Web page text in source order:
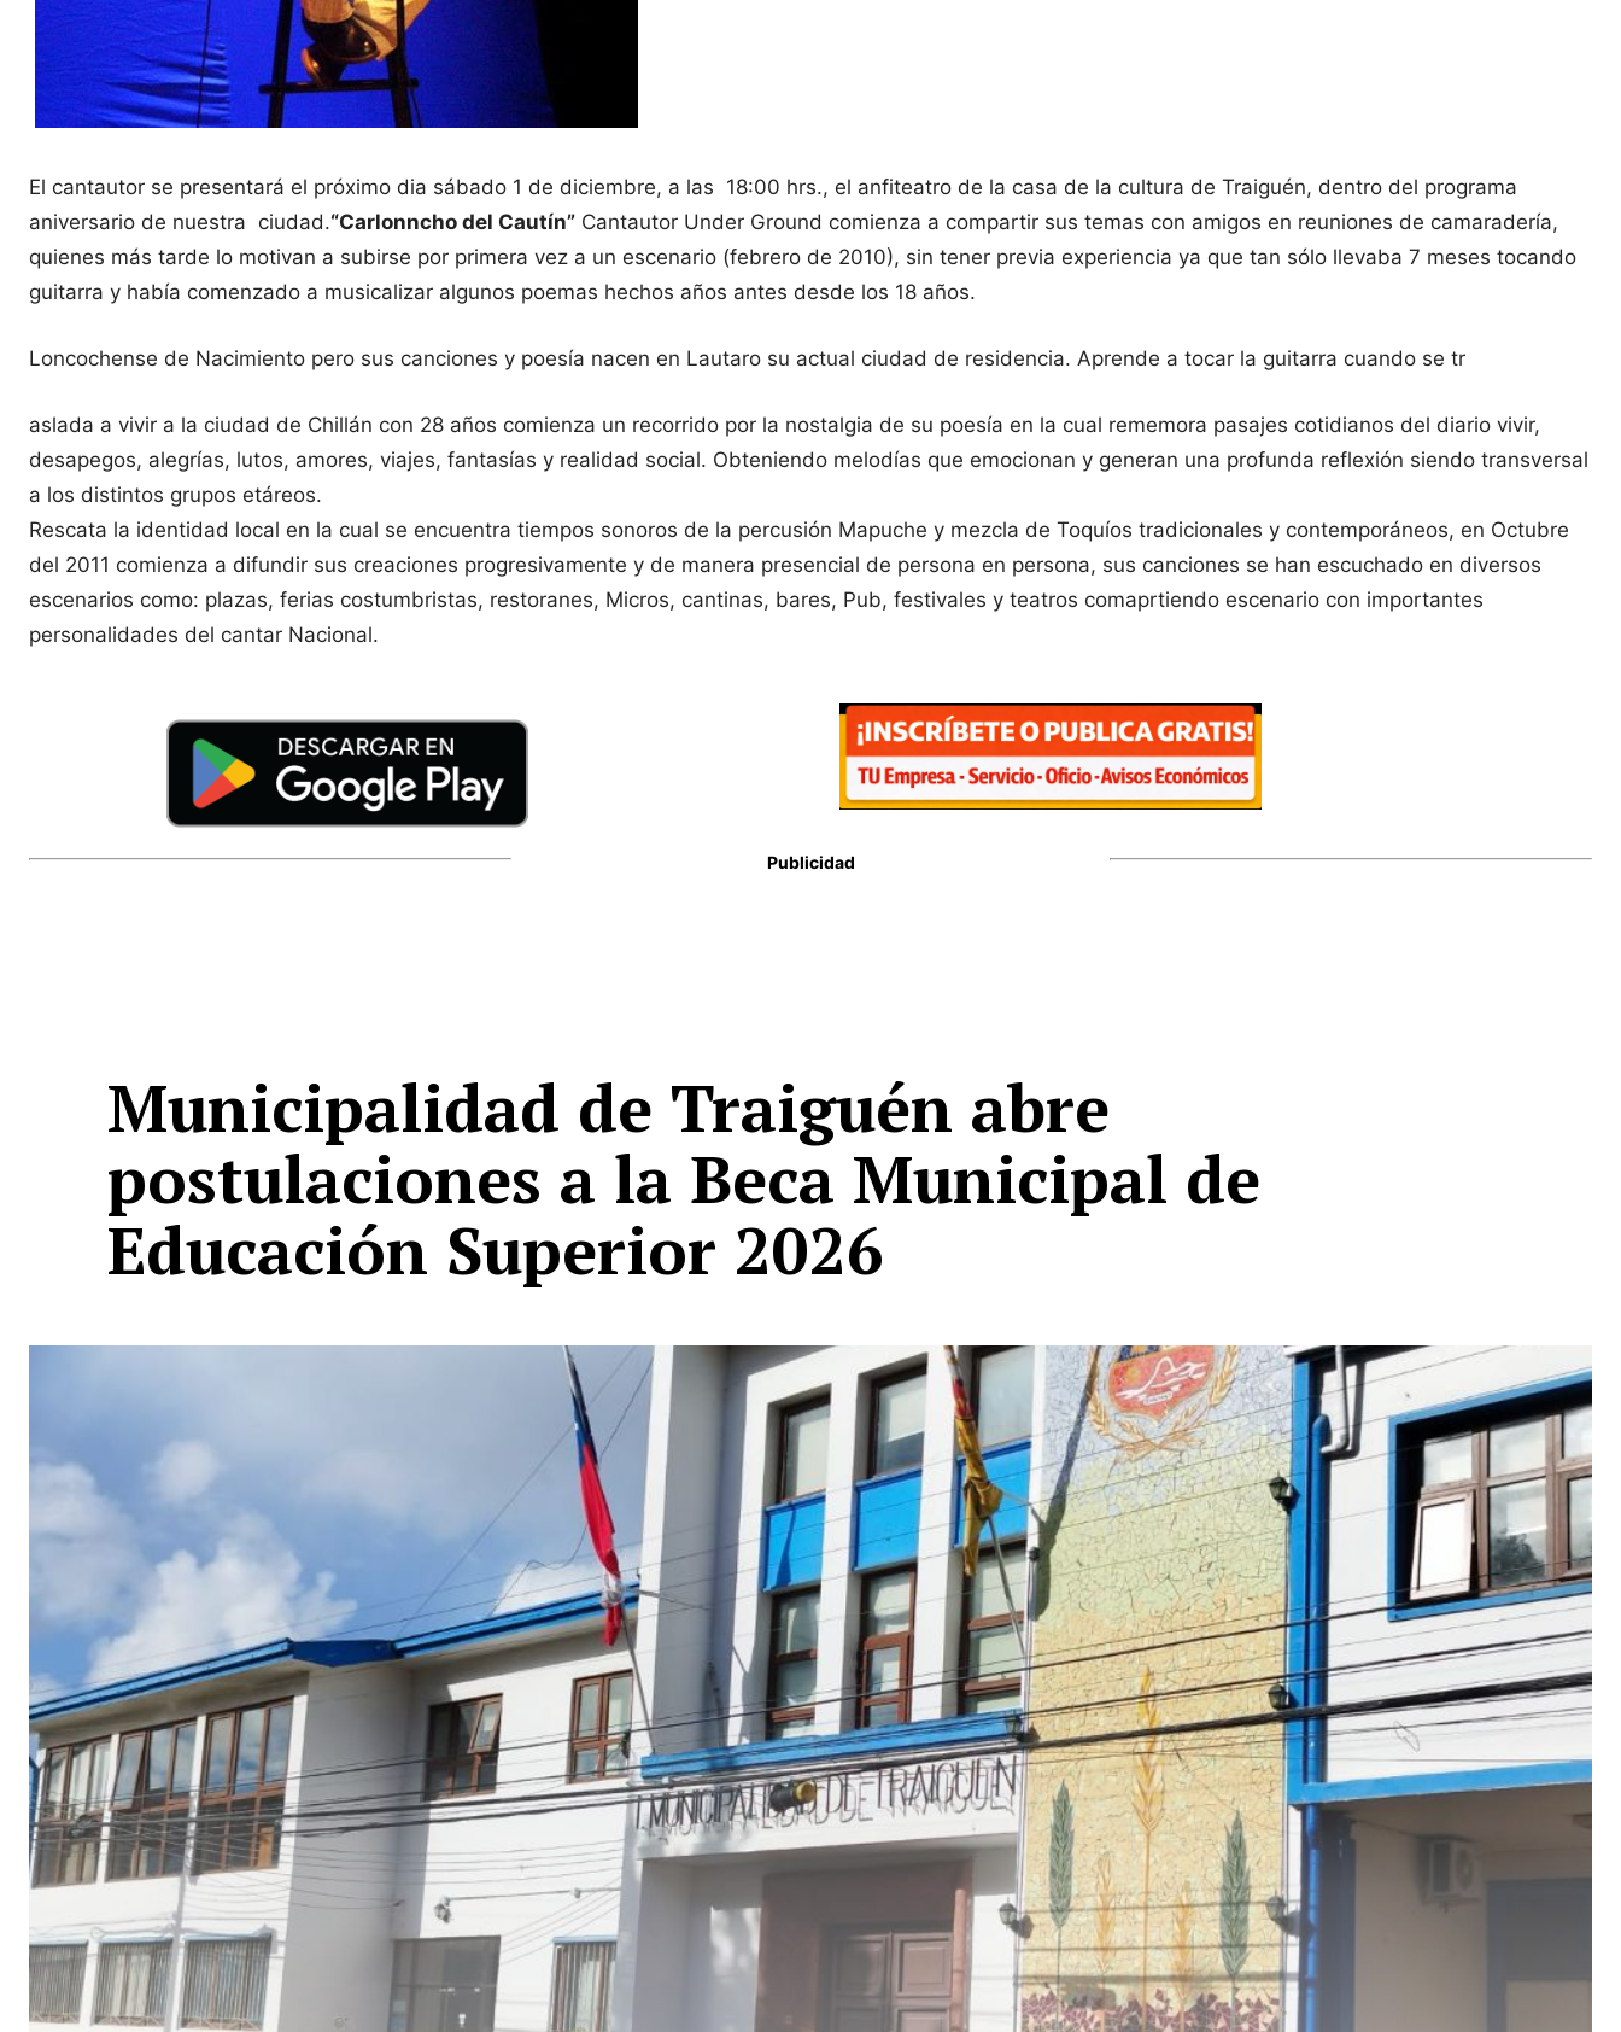
El cantautor se presentará el próximo dia sábado 1 de diciembre, a las 18:00 hrs., el anfiteatro de la casa de la cultura de Traiguén, dentro del programa
aniversario de nuestra ciudad.“Carlonncho del Cautín” Cantautor Under Ground comienza a compartir sus temas con amigos en reuniones de camaradería,
quienes más tarde lo motivan a subirse por primera vez a un escenario (febrero de 2010), sin tener previa experiencia ya que tan sólo llevaba 7 meses tocando
guitarra y había comenzado a musicalizar algunos poemas hechos años antes desde los 18 años.
Loncochense de Nacimiento pero sus canciones y poesía nacen en Lautaro su actual ciudad de residencia. Aprende a tocar la guitarra cuando se tr
aslada a vivir a la ciudad de Chillán con 28 años comienza un recorrido por la nostalgia de su poesía en la cual rememora pasajes cotidianos del diario vivir,
desapegos, alegrías, lutos, amores, viajes, fantasías y realidad social. Obteniendo melodías que emocionan y generan una profunda reflexión siendo transversal
a los distintos grupos etáreos.
Rescata la identidad local en la cual se encuentra tiempos sonoros de la percusión Mapuche y mezcla de Toquíos tradicionales y contemporáneos, en Octubre
del 2011 comienza a difundir sus creaciones progresivamente y de manera presencial de persona en persona, sus canciones se han escuchado en diversos
escenarios como: plazas, ferias costumbristas, restoranes, Micros, cantinas, bares, Pub, festivales y teatros comaprtiendo escenario con importantes
personalidades del cantar Nacional.
Publicidad